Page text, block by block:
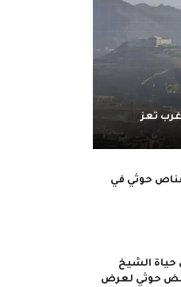
حوثي في
حياة الشيخ
حوثي لعرض